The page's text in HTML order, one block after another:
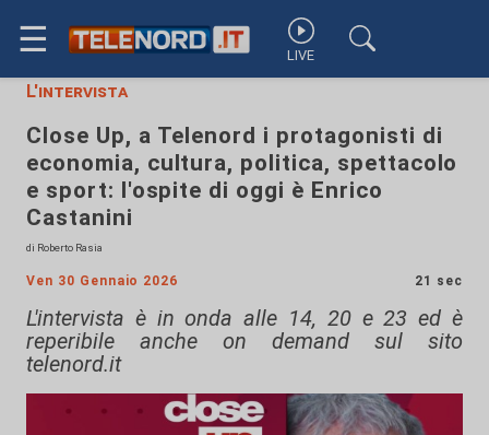
☰ LIVE
L'intervista
Close Up, a Telenord i protagonisti di
economia, cultura, politica, spettacolo
e sport: l'ospite di oggi è Enrico
Castanini
di Roberto Rasia
Ven 30 Gennaio 2026 21 sec
L'intervista è in onda alle 14, 20 e 23 ed è
reperibile anche on demand sul sito
telenord.it